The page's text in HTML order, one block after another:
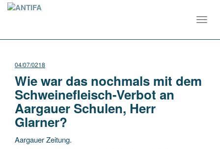
04/07/0218
Wie war das nochmals mit dem
Schweinefleisch-Verbot an
Aargauer Schulen, Herr
Glarner?
Aargauer Zeitung.